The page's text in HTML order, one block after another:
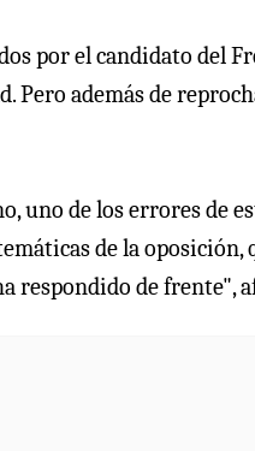
por el candidato del
Pero además de
uno de los errores de
de la
respondido de frente",